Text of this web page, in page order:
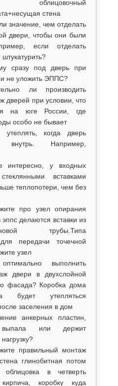
стена
значение, чем отделать
двери, чтобы они были
если отделать
сразу под дверь при
не уложить ЭППС?
ли производить
дверей при условии, что
на юге России, где
особо не бывает
когда дверь
внутрь. Например,
у входных
вставками
теплопотери, чем без
про узел опирания
эппс делаются вставки из
трубы.Типа
для передачи точечной
узел
выполнить
двери в двухслойной
фасада? Коробка дома
будет утепляться
заселения в дом
анкерных пластин,
или держит
правильный монтаж
глинобитная потом
облицовка в четверть
кирпича, коробку куда